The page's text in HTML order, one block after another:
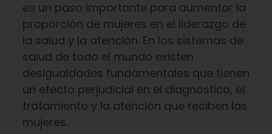
es un paso importante para aumentar la
proporción de mujeres en el liderazgo de
la salud y la atención. En los sistemas de
salud de todo el mundo existen
desigualdades fundamentales que tienen
un efecto perjudicial en el diagnóstico, el
tratamiento y la atención que reciben las
mujeres.